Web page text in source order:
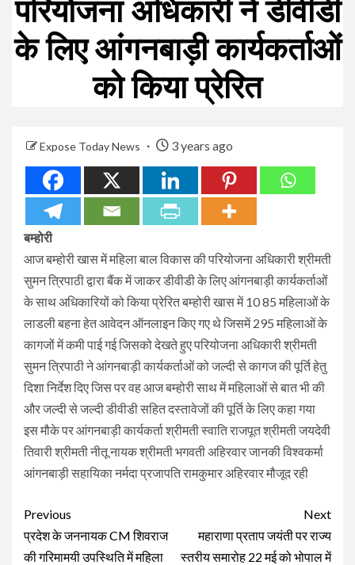
परियोजना अधिकारी ने डीवीडी
के लिए आंगनबाड़ी कार्यकर्ताओं
को किया प्रेरित
Expose Today News 3 years ago
बम्होरी
आज बम्होरी खास में महिला बाल विकास की परियोजना अधिकारी श्रीमती
सुमन त्रिपाठी द्वारा बैंक में जाकर डीवीडी के लिए आंगनबाड़ी कार्यकर्ताओं
के साथ अधिकारियों को किया प्रेरित बम्होरी खास में 10 85 महिलाओं के
लाडली बहना हेत आवेदन ऑनलाइन किए गए थे जिसमें 295 महिलाओं के
कागजों में कमी पाई गई जिसको देखते हुए परियोजना अधिकारी श्रीमती
सुमन त्रिपाठी ने आंगनबाड़ी कार्यकर्ताओं को जल्दी से कागज की पूर्ति हेतु
दिशा निर्देश दिए जिस पर वह आज बम्होरी साथ में महिलाओं से बात भी की
और जल्दी से जल्दी डीवीडी सहित दस्तावेजों की पूर्ति के लिए कहा गया
इस मौके पर आंगनबाड़ी कार्यकर्ता श्रीमती स्वाति राजपूत श्रीमती जयदेवी
तिवारी श्रीमती नीतू नायक श्रीमती भगवती अहिरवार जानकी विश्वकर्मा
आंगनबाड़ी सहायिका नर्मदा प्रजापति रामकुमार अहिरवार मौजूद रही
Continue
Reading
Previous
प्रदेश के जननायक CM शिवराज
की गरिमामयी उपस्थिति में महिला
Next
महाराणा प्रताप जयंती पर राज्य
स्तरीय समारोह 22 मई को भोपाल में